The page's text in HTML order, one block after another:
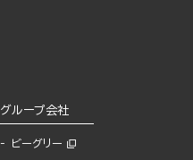
グループ会社
ビーグリー